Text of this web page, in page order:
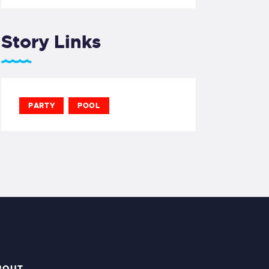
Story Links
PARTY POOL